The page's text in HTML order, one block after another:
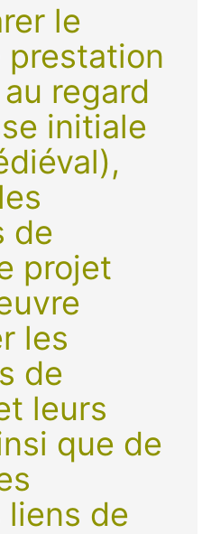
le
prestation
regard
initiale
de
projet
les
de
leurs
que de
liens de